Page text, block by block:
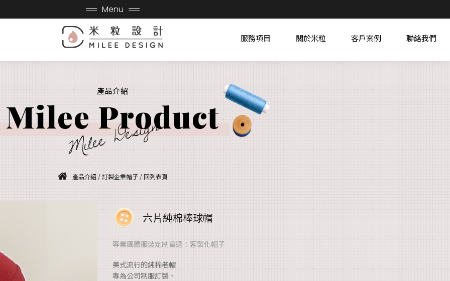
Menu
聯絡我們
客戶案例
關於米粒
服務項目
產品介紹
Milee Product
Milee Design
產品介紹 / 訂製企業帽子 / 回列表頁
六片純棉棒球帽
專業團體服裝定制首選！客製化帽子
美式流行的純棉老帽
專為公司制服訂製、